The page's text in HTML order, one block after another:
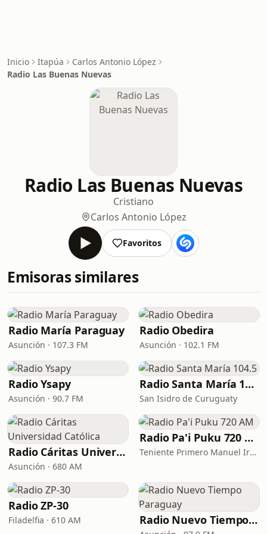
Inicio Itapúa
Carlos Antonio López
Radio Las Buenas Nuevas
Radio Las Buenas Nuevas
Cristiano
Carlos Antonio López
Favoritos
Emisoras similares
Radio María Paraguay
Asunción · 107.3 FM
Radio Obedira
Asunción · 102.1 FM
Radio Ysapy
Asunción · 90.7 FM
Radio Santa María 104.5
San Isidro de Curuguaty
Radio Cáritas Universidad Católica
Asunción · 680 AM
Radio Pa'i Puku 720 AM
Teniente Primero Manuel Irala Fernández · 720 AM
Radio ZP-30
Filadelfia · 610 AM Radio Nuevo Tiempo Paraguay